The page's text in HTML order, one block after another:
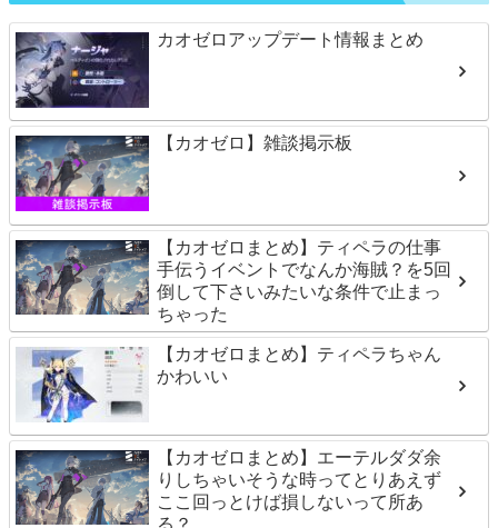
カオゼロアップデート情報まとめ
【カオゼロ】雑談掲示板
【カオゼロまとめ】ティペラの仕事
手伝うイベントでなんか海賊？を5回
倒して下さいみたいな条件で止まっ
ちゃった
【カオゼロまとめ】ティペラちゃん
かわいい
【カオゼロまとめ】エーテルダダ余
りしちゃいそうな時ってとりあえず
ここ回っとけば損しないって所あ
る？